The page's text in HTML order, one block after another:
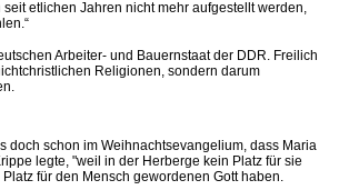
etlichen Jahren nicht mehr aufgestellt werden,
Arbeiter- und Bauernstaat der DDR. Freilich
Religionen, sondern darum
doch schon im Weihnachtsevangelium, dass Maria
legte, "weil in der Herberge kein Platz für sie
für den Mensch gewordenen Gott haben.